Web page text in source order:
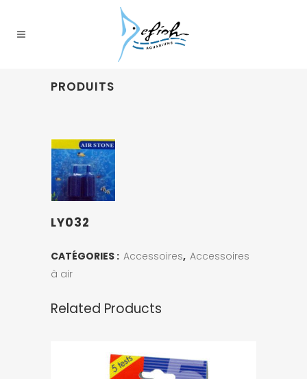
PRODUITS
LY032
CATÉGORIES : Accessoires, Accessoires
à air
Related Products